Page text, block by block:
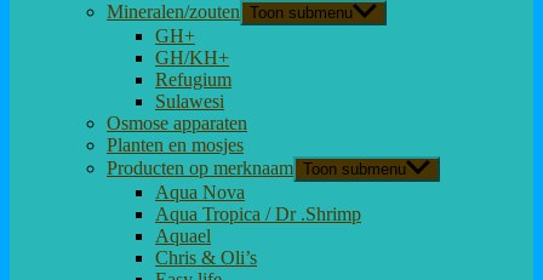
Mineralen/zouten Toon submenu
GH+
GH/KH+
Refugium
Sulawesi
Osmose apparaten
Planten en mosjes
Producten op merknaam Toon submenu
Aqua Nova
Aqua Tropica / Dr .Shrimp
Aquael
Chris & Oli’s